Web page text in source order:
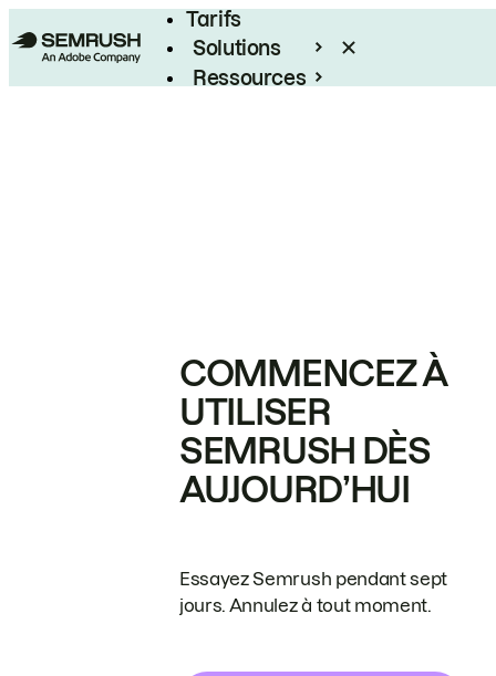
Tarifs
Solutions
Ressources
COMMENCEZ À
UTILISER
SEMRUSH DÈS
AUJOURD’HUI
Essayez Semrush pendant sept
jours. Annulez à tout moment.